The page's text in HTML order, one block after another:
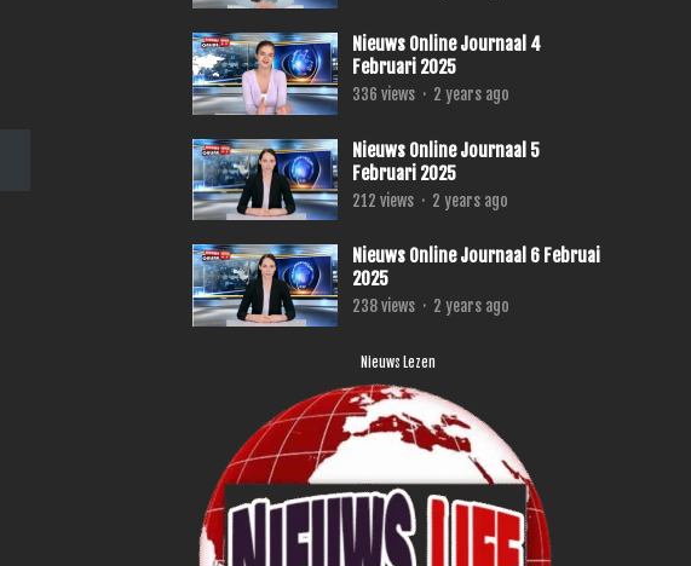
Nieuws Online Journaal 4
Februari 2025
336 views · 2 years ago
Nieuws Online Journaal 5
Februari 2025
212 views · 2 years ago
Nieuws Online Journaal 6 Februai
2025
238views · 2 years ago
Nieuws Lezen